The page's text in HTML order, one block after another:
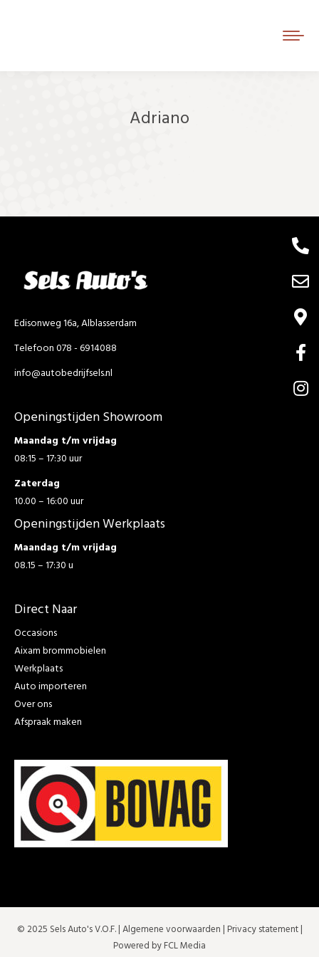
Adriano
Edisonweg 16a, Alblasserdam
Telefoon 078 - 6914088
info@autobedrijfsels.nl
Openingstijden Showroom
Maandag t/m vrijdag
08:15 – 17:30 uur
Zaterdag
10.00 – 16:00 uur
Openingstijden Werkplaats
Maandag t/m vrijdag
08.15 – 17:30 u
Direct Naar
Occasions
Aixam brommobielen
Werkplaats
Auto importeren
Over ons
Afspraak maken
© 2025 Sels Auto's V.O.F. |Algemene voorwaarden | Privacy statement|
Powered by FCL Media